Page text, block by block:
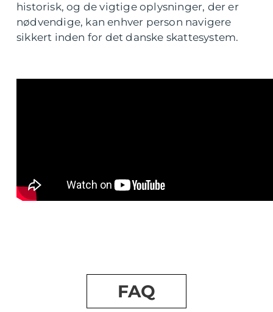
historisk, og de vigtige oplysninger, der er
nødvendige, kan enhver person navigere
sikkert inden for det danske skattesystem.
FAQ